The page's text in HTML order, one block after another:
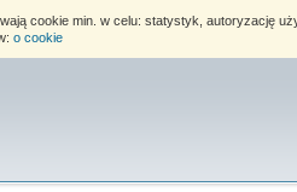
cookie min. w celu: statystyk, autoryzację
o cookie